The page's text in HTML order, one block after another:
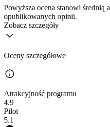
Powyższa ocena stanowi średnią
opublikowanych opinii.
Zobacz szczegóły
Oceny szczegółowe
Atrakcyjność programu
4.9
Pilot
5.1